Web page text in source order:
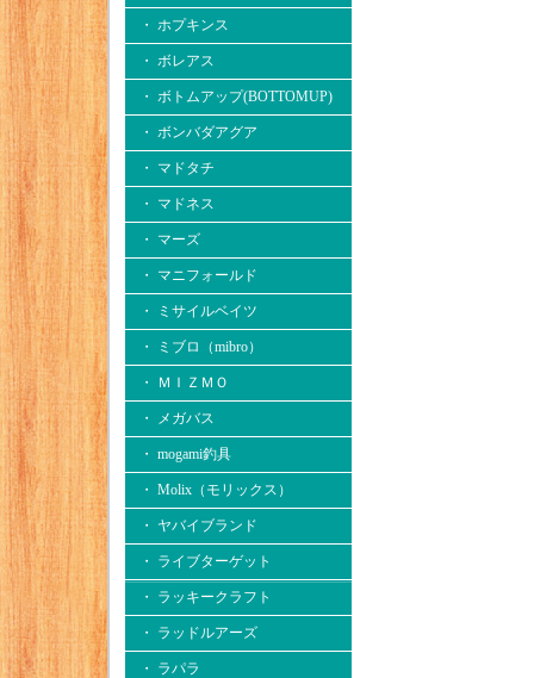
・ ホプキンス
・ ボレアス
・ ボトムアップ(BOTTOMUP)
・ ボンバダアグア
・ マドタチ
・ マドネス
・ マーズ
・ マニフォールド
・ ミサイルベイツ
・ ミブロ（mibro）
・ ＭＩＺＭＯ
・ メガバス
・ mogami釣具
・ Molix（モリックス）
・ ヤバイブランド
・ ライブターゲット
・ ラッキークラフト
・ ラッドルアーズ
・ ラパラ